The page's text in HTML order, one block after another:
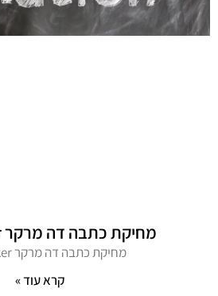
מחיקת כתבה דה מרקר themarker
מחיקת כתבה דה מרקר themarker
קרא עוד »